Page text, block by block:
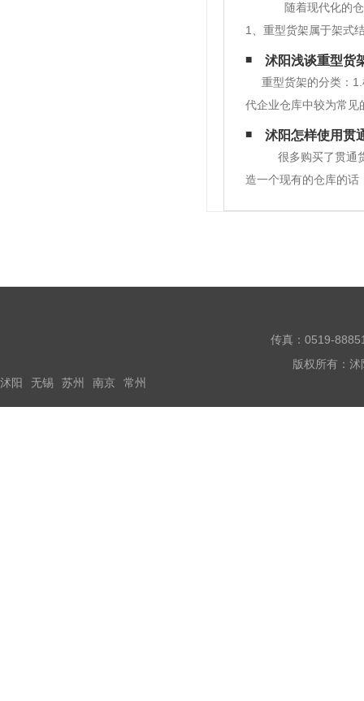
随着现代化的仓
1、重型货架属于架式
相互挤压的情况出现
提高仓库的使用空间，
沭阳浅谈重型货
重型货架的分类：
代企业仓库中较为常见
式重型仓库货架又称
巷道存放，仓库利用
沭阳怎样使用贯
很多购买了贯通
造一个现有的仓库的话
传真：0519-
版权所有：
沭阳
无锡 苏州 南京 常州